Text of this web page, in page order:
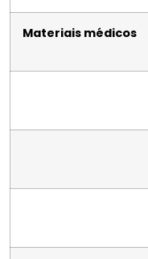
Materiais médicos